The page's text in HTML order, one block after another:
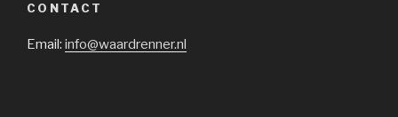
CONTACT
Email: info@waardrenner.nl